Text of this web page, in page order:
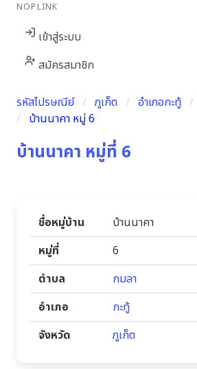
NOPLINK
เข้าสู่ระบบ
สมัครสมาชิก
รหัสไปรษณีย์ ภูเก็ต อำเภอกะทู้
บ้านนาคา หมู่ 6
บ้านนาคา หมู่ที่ 6
ชื่อหมู่บ้าน
บ้านนาคา
หมู่ที่
6
ตำบล
กมลา
อำเภอ
กะทู้
จังหวัด
ภูเก็ต